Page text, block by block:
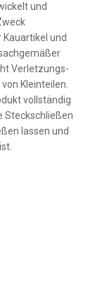
und
und
Verletzungs-
Kleinteilen.
vollständig
Steckschließen
lassen und